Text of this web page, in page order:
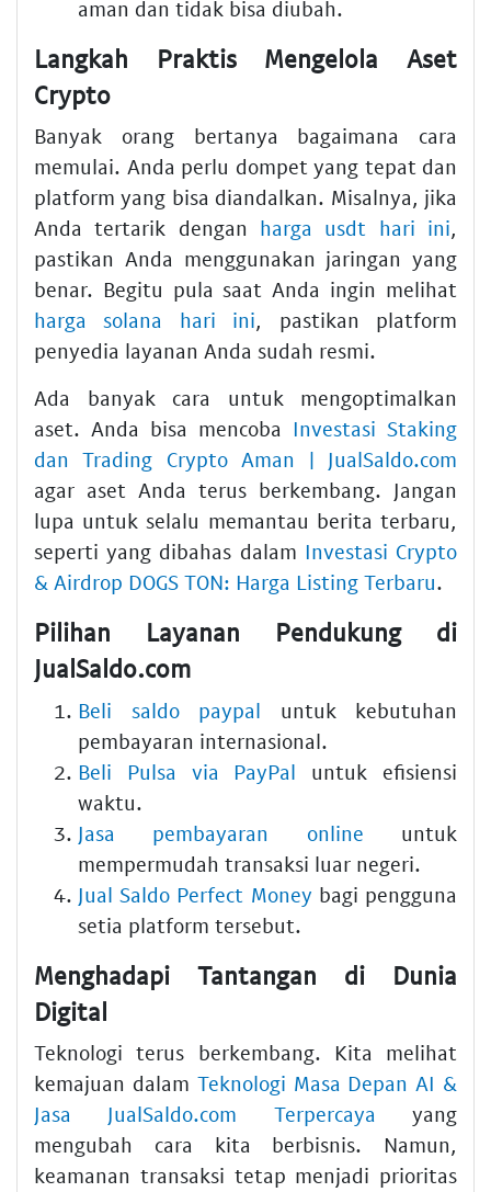
aman dan tidak bisa diubah.
Langkah Praktis Mengelola Aset
Crypto
Banyak orang bertanya bagaimana cara
memulai. Anda perlu dompet yang tepat dan
platform yang bisa diandalkan. Misalnya, jika
Anda tertarik dengan harga usdt hari ini,
pastikan Anda menggunakan jaringan yang
benar. Begitu pula saat Anda ingin melihat
harga solana hari ini, pastikan platform
penyedia layanan Anda sudah resmi.
Ada banyak cara untuk mengoptimalkan
aset. Anda bisa mencoba Investasi Staking
dan Trading Crypto Aman | JualSaldo.com
agar aset Anda terus berkembang. Jangan
lupa untuk selalu memantau berita terbaru,
seperti yang dibahas dalam Investasi Crypto
& Airdrop DOGS TON: Harga Listing Terbaru.
Pilihan Layanan Pendukung di
JualSaldo.com
Beli saldo paypal untuk kebutuhan
pembayaran internasional.
Beli Pulsa via PayPal untuk efisiensi
waktu.
Jasa pembayaran online untuk
mempermudah transaksi luar negeri.
Jual Saldo Perfect Money bagi pengguna
setia platform tersebut.
Menghadapi Tantangan di Dunia
Digital
Teknologi terus berkembang. Kita melihat
kemajuan dalam Teknologi Masa Depan AI &
Jasa JualSaldo.com Terpercaya yang
mengubah cara kita berbisnis. Namun,
keamanan transaksi tetap menjadi prioritas